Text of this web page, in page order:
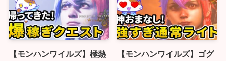
【モンハンワイルズ】極熱
【モンハンワイルズ】ゴグ